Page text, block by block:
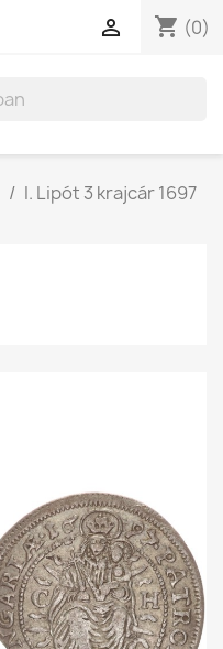
shopping_cart (0)

I. Lipót 3 krajcár 1697